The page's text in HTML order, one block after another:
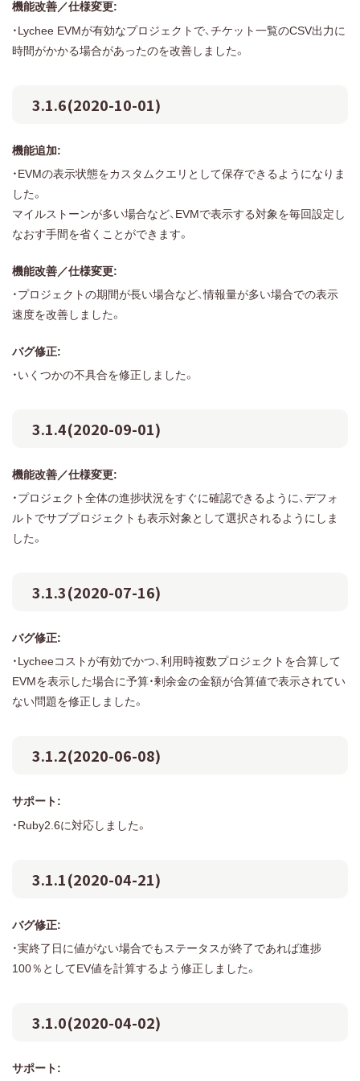
機能改善／仕様変更:
・Lychee EVMが有効なプロジェクトで、チケット一覧のCSV出力に
時間がかかる場合があったのを改善しました。
3.1.6(2020-10-01)
機能追加:
・EVMの表示状態をカスタムクエリとして保存できるようになりま
した。
マイルストーンが多い場合など、EVMで表示する対象を毎回設定し
なおす手間を省くことができます。
機能改善／仕様変更:
・プロジェクトの期間が長い場合など、情報量が多い場合での表示
速度を改善しました。
バグ修正:
・いくつかの不具合を修正しました。
3.1.4(2020-09-01)
機能改善／仕様変更:
・プロジェクト全体の進捗状況をすぐに確認できるように、デフォ
ルトでサブプロジェクトも表示対象として選択されるようにしま
した。
3.1.3(2020-07-16)
バグ修正:
・Lycheeコストが有効でかつ、利用時複数プロジェクトを合算して
EVMを表示した場合に予算・剰余金の金額が合算値で表示されてい
ない問題を修正しました。
3.1.2(2020-06-08)
サポート:
・Ruby2.6に対応しました。
3.1.1(2020-04-21)
バグ修正:
・実終了日に値がない場合でもステータスが終了であれば進捗
100％としてEV値を計算するよう修正しました。
3.1.0(2020-04-02)
サポート: